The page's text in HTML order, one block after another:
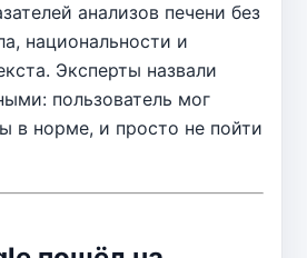
анализов печени без
национальности и
Эксперты назвали
пользователь мог
в норме, и просто не пойти